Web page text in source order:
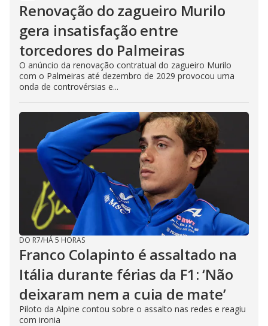
Renovação do zagueiro Murilo
gera insatisfação entre
torcedores do Palmeiras
O anúncio da renovação contratual do zagueiro Murilo
com o Palmeiras até dezembro de 2029 provocou uma
onda de controvérsias e...
DO R7/HÁ 5 HORAS
Franco Colapinto é assaltado na
Itália durante férias da F1: ‘Não
deixaram nem a cuia de mate’
Piloto da Alpine contou sobre o assalto nas redes e reagiu
com ironia